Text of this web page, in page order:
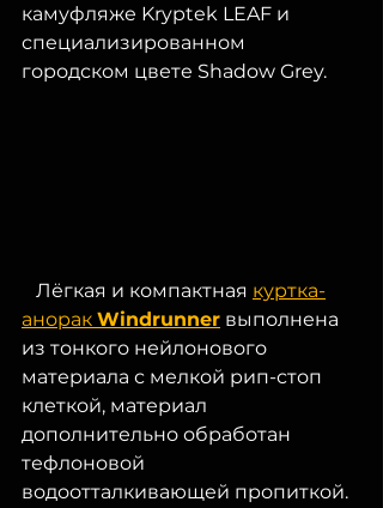
камуфляже Kryptek LEAF и
специализированном
городском цвете Shadow Grey.
   Лёгкая и компактная
куртка-
анорак Windrunner выполнена
из тонкого нейлонового
материала с мелкой рип-стоп
клеткой, материал
дополнительно обработан
тефлоновой
водоотталкивающей пропиткой.